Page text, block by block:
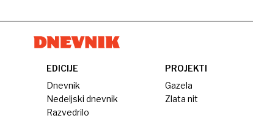
EDICIJE
Dnevnik
Nedeljski dnevnik
Razvedrilo
PROJEKTI
Gazela
Zlata nit